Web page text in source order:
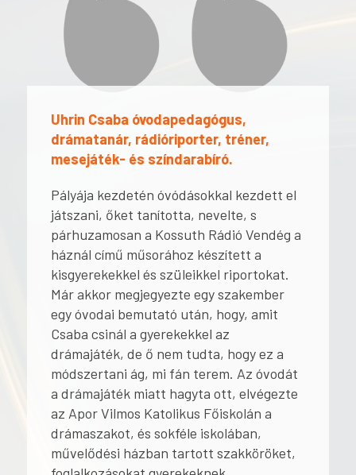
Uhrin Csaba óvodapedagógus,
drámatanár, rádióriporter, tréner,
mesejáték- és színdarabíró.
Pályája kezdetén óvódásokkal kezdett el
játszani, őket tanította, nevelte, s
párhuzamosan a Kossuth Rádió Vendég a
háznál című műsorához készített a
kisgyerekekkel és szüleikkel riportokat.
Már akkor megjegyezte egy szakember
egy óvodai bemutató után, hogy, amit
Csaba csinál a gyerekekkel az
drámajáték, de ő nem tudta, hogy ez a
módszertani ág, mi fán terem. Az óvodát
a drámajáték miatt hagyta ott, elvégezte
az Apor Vilmos Katolikus Főiskolán a
drámaszakot, és sokféle iskolában,
művelődési házban tartott szakköröket,